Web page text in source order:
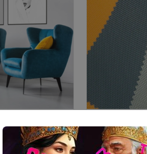
Agmamito
Ткань
Oxford 500D
383 руб. пог.м